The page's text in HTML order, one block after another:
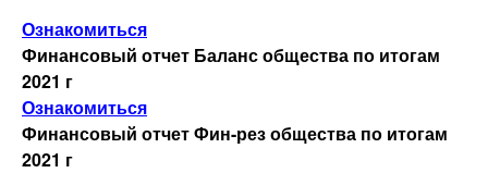
Ознакомиться
Финансовый отчет Баланс общества по итогам
2021 г
Ознакомиться
Финансовый отчет Фин-рез общества по итогам
2021 г